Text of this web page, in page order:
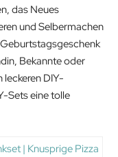
das Neues
und Selbermachen
Bekannte oder
leckeren DIY-
Sets eine tolle